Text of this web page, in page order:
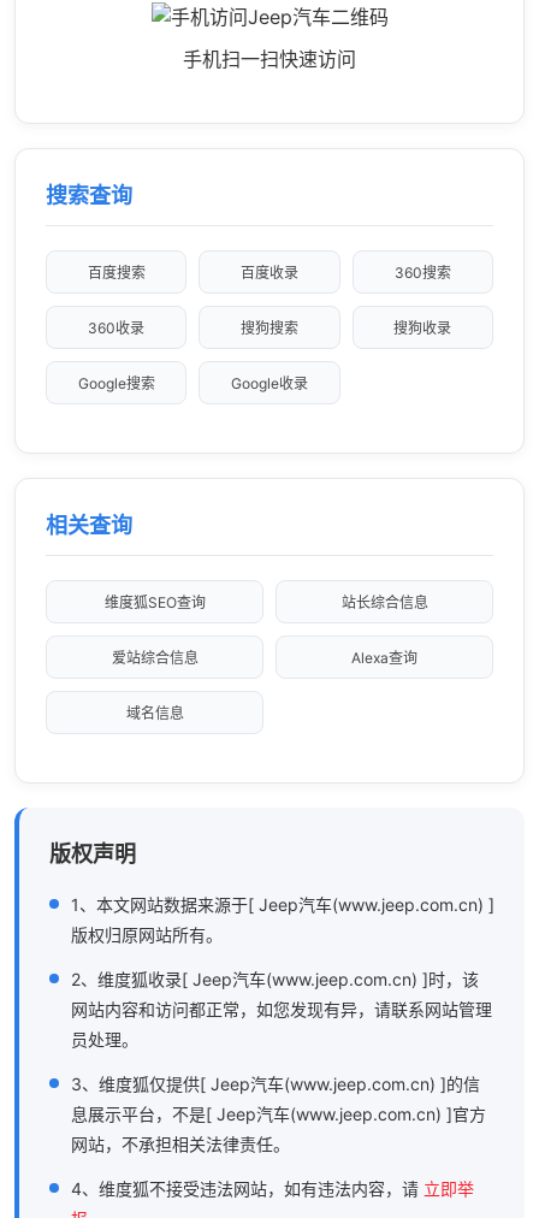
手机扫一扫快速访问
搜索查询
百度搜索 百度收录 360搜索
360收录 搜狗搜索 搜狗收录
Google搜索 Google收录
相关查询
维度狐SEO查询 站长综合信息
爱站综合信息 Alexa查询
域名信息
版权声明
1、本文网站数据来源于[ Jeep汽车(www.jeep.com.cn) ]
版权归原网站所有。
2、维度狐收录[ Jeep汽车(www.jeep.com.cn) ]时，该
网站内容和访问都正常，如您发现有异，请联系网站管理
员处理。
3、维度狐仅提供[ Jeep汽车(www.jeep.com.cn) ]的信
息展示平台，不是[ Jeep汽车(www.jeep.com.cn) ]官方
网站，不承担相关法律责任。
4、维度狐不接受违法网站，如有违法内容，请 立即举